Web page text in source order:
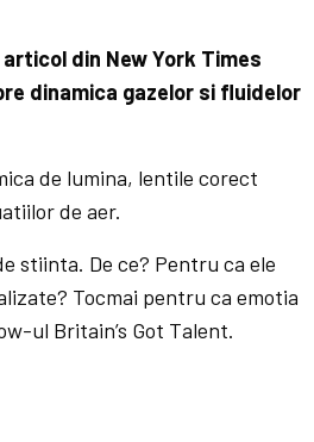
din New York Times
dinamica gazelor si fluidelor
de lumina, lentile corect
de aer.
stiinta. De ce? Pentru ca ele
Tocmai pentru ca emotia
ul Britain’s Got Talent.